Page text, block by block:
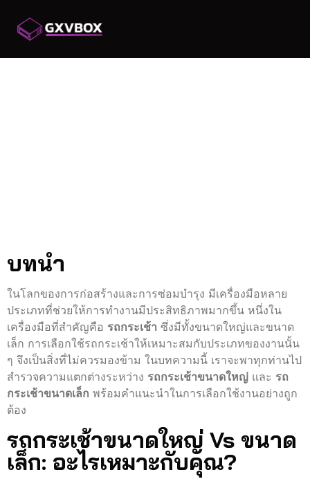
บทนำ
ในโลกของการก่อสร้างและการซ่อมบำรุง มีเครื่องมือหลาย
ประเภทที่ช่วยให้การทำงานมีประสิทธิภาพมากขึ้น หนึ่งใน
เครื่องมือที่สำคัญคือ รถกระเช้า ซึ่งมีทั้งขนาดใหญ่และขนาด
เล็ก การเลือกใช้รถกระเช้าให้เหมาะสมกับประเภทของงานนั้น
ๆ จึงเป็นสิ่งที่ไม่ควรมองข้าม ในบทความนี้ เราจะพาทุกท่านไป
สำรวจความแตกต่างระหว่าง รถกระเช้าขนาดใหญ่ และ รถ
กระเช้าขนาดเล็ก พร้อมคำแนะนำในการเลือกใช้งานอย่างถูก
ต้อง
รถกระเช้าขนาดใหญ่ Vs ขนาด
เล็ก: อะไรเหมาะกับคุณ?